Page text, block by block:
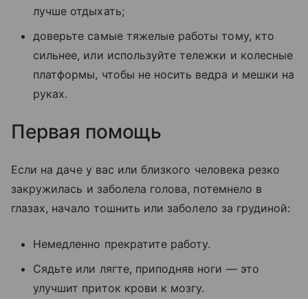
лучше отдыхать;
доверьте самые тяжелые работы тому, кто
сильнее, или используйте тележки и колесные
платформы, чтобы не носить ведра и мешки на
руках.
Первая помощь
Если на даче у вас или близкого человека резко
закружилась и заболела голова, потемнело в
глазах, начало тошнить или заболело за грудиной:
Немедленно прекратите работу.
Сядьте или лягте, приподняв ноги — это
улучшит приток крови к мозгу.